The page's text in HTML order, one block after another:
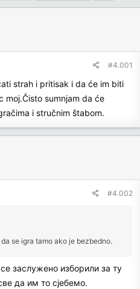
#4.001
strah i pritisak i da će im biti
moj.Čisto sumnjam da će
i stručnim štabom.
#4.002
se igra tamo ako je bezbedno.
заслужено изборили за ту
да им то сјебемо.